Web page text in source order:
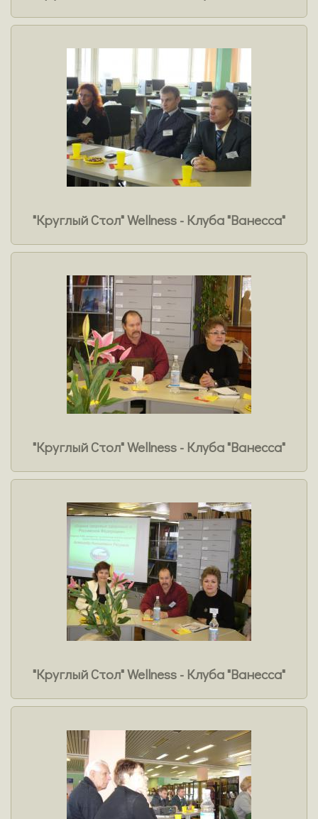
"Круглый Стол" Wellness - Клуба "Ванесса"
"Круглый Стол" Wellness - Клуба "Ванесса"
"Круглый Стол" Wellness - Клуба "Ванесса"